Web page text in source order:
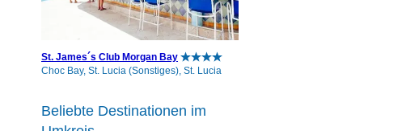
St. James´s Club Morgan Bay
Choc Bay, St. Lucia (Sonstiges), St. Lucia
Beliebte Destinationen im